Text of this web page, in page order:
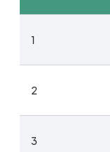
1
2
3